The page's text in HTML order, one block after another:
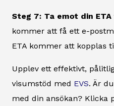
Steg 7: Ta emot din
kommer att få ett e-
ETA kommer att kopplas
Upplev ett effektivt,
visumstöd med EVS. Är
med din ansökan? Klicka